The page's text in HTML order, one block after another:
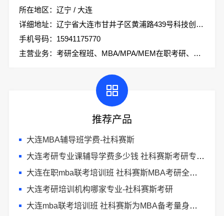
所在地区：辽宁 / 大连
详细地址：辽宁省大连市甘井子区黄浦路439号科技创业大厦2楼社科赛斯考研
手机号码：15941175770
主营业务：考研全程班、MBA/MPA/MEM在职考研、会计专硕、考研集训营
推荐产品
大连MBA辅导班学费-社科赛斯
大连考研专业课辅导学费多少钱 社科赛斯考研专注考研教育
大连在职mba联考培训班 社科赛斯MBA考研全年魔鬼集训营
大连考研培训机构哪家专业-社科赛斯考研
大连mba联考培训班 社科赛斯为MBA备考量身定制